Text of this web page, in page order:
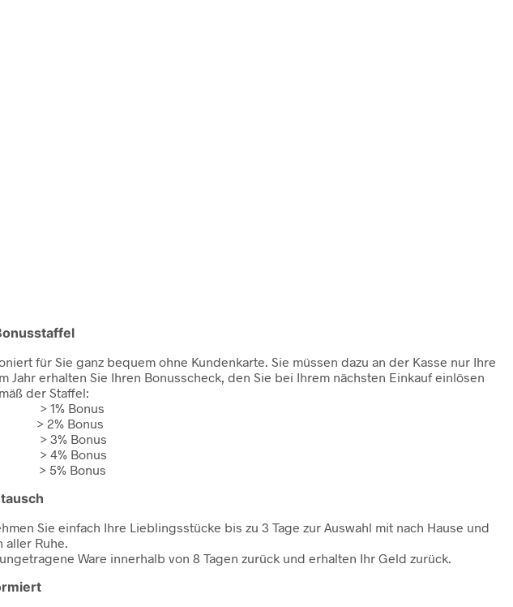
für Sie ganz bequem ohne Kundenkarte. Sie müssen dazu an der Kasse nur Ihre
erhalten Sie Ihren Bonusscheck, den Sie bei Ihrem nächsten Einkauf einlösen
der Staffel:
> 1% Bonus
> 2% Bonus
> 3% Bonus
> 4% Bonus
> 5% Bonus
Sie einfach Ihre Lieblingsstücke bis zu 3 Tage zur Auswahl mit nach Hause und
aller Ruhe.
Ware innerhalb von 8 Tagen zurück und erhalten Ihr Geld zurück.